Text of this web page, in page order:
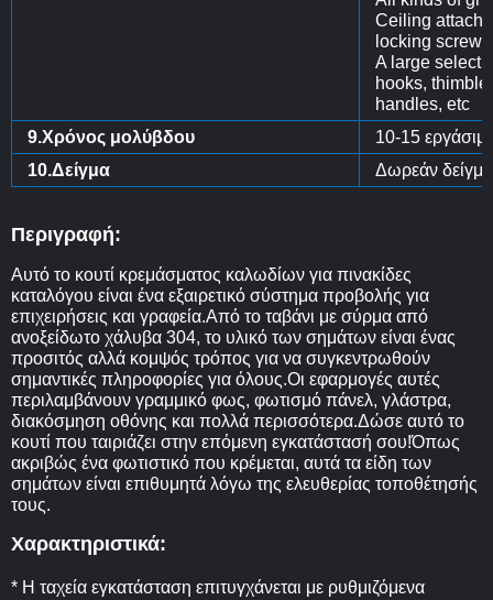
Ceiling
locking screws
Α large
hooks,
handles, etc
9.Χρόνος μολύβδου
10-15
10.Δείγμα
Δωρεάν δείγμα
Περιγραφή:
Αυτό το κουτί κρεμάσματος καλωδίων για πινακίδες
καταλόγου είναι ένα εξαιρετικό σύστημα προβολής για
επιχειρήσεις και γραφεία.Από το ταβάνι με σύρμα από
ανοξείδωτο χάλυβα 304, το υλικό των σημάτων είναι ένας
προσιτός αλλά κομψός τρόπος για να συγκεντρωθούν
σημαντικές πληροφορίες για όλους.Οι εφαρμογές αυτές
περιλαμβάνουν γραμμικό φως, φωτισμό πάνελ, γλάστρα,
διακόσμηση οθόνης και πολλά περισσότερα.Δώσε αυτό το
κουτί που ταιριάζει στην επόμενη εγκατάστασή σου!Όπως
ακριβώς ένα φωτιστικό που κρέμεται, αυτά τα είδη των
σημάτων είναι επιθυμητά λόγω της ελευθερίας τοποθέτησής
τους.
Χαρακτηριστικά:
* Η ταχεία εγκατάσταση επιτυγχάνεται με ρυθμιζόμενα